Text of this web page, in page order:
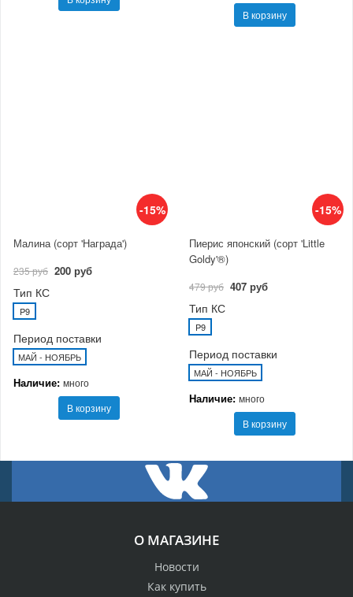
В корзину
-15%
Малина (сорт 'Награда')
235 руб 200 руб
Тип КС
P9
Период поставки
МАЙ - НОЯБРЬ
Наличие: много
В корзину
-15%
Пиерис японский (сорт 'Little
Goldy'®)
479 руб 407 руб
Тип КС
P9
Период поставки
МАЙ - НОЯБРЬ
Наличие: много
В корзину
О МАГАЗИНЕ
Новости
Как купить